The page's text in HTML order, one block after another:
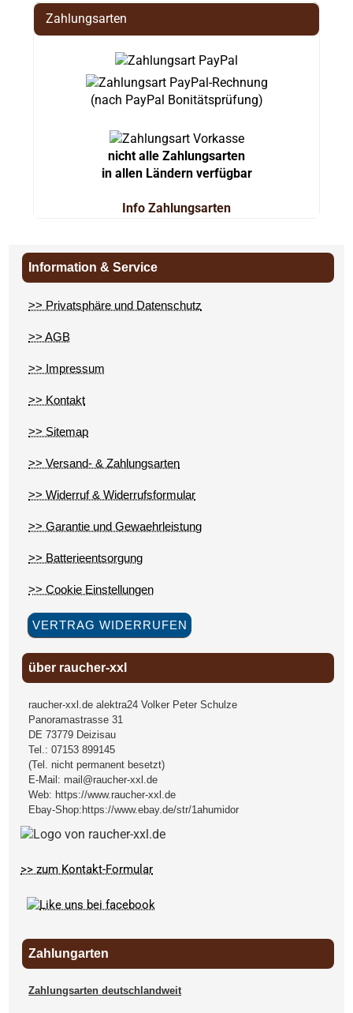
Zahlungsarten
(nach PayPal Bonitätsprüfung)
nicht alle Zahlungsarten
in allen Ländern verfügbar
Info Zahlungsarten
Information & Service
>> Privatsphäre und Datenschutz
>> AGB
>> Impressum
>> Kontakt
>> Sitemap
>> Versand- & Zahlungsarten
>> Widerruf & Widerrufsformular
>> Garantie und Gewaehrleistung
>> Batterieentsorgung
>> Cookie Einstellungen
VERTRAG WIDERRUFEN
über raucher-xxl
raucher-xxl.de alektra24 Volker Peter Schulze
Panoramastrasse 31
DE 73779 Deizisau
Tel.:07153 899145
(Tel. nicht permanent besetzt)
E-Mail: mail@raucher-xxl.de
Web: https://www.raucher-xxl.de
Ebay-Shop: https://www.ebay.de/str/1ahumidor
>> zum Kontakt-Formular
Zahlungarten
Zahlungsarten deutschlandweit